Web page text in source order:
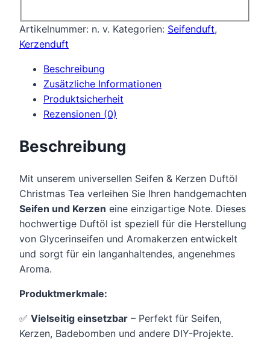
Artikelnummer: n. v. Kategorien: Seifenduft,
Kerzenduft
Beschreibung
Zusätzliche Informationen
Produktsicherheit
Rezensionen (0)
Beschreibung
Mit unserem universellen Seifen & Kerzen Duftöl
Christmas Tea verleihen Sie Ihren handgemachten
Seifen und Kerzen eine einzigartige Note. Dieses
hochwertige Duftöl ist speziell für die Herstellung
von Glycerinseifen und Aromakerzen entwickelt
und sorgt für ein langanhaltendes, angenehmes
Aroma.
Produktmerkmale:
✅ Vielseitig einsetzbar – Perfekt für Seifen,
Kerzen, Badebomben und andere DIY-Projekte.